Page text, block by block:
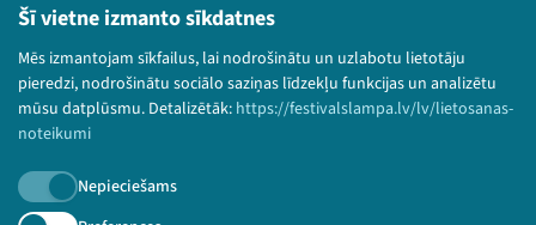
Šī vietne izmanto sīkdatnes
Mēs izmantojam sīkfailus, lai nodrošinātu un uzlabotu lietotāju
pieredzi, nodrošinātu sociālo saziņas līdzekļu funkcijas un analizētu
mūsu datplūsmu. Detalizētāk: https://festivalslampa.lv/lv/lietosanas-
noteikumi
Nepieciešams
Bērnu aizsardzības politika
© 2026 Sarunu festivāls LAMPA Visas tiesības
paturētas.
Piesakies jaunumiem!